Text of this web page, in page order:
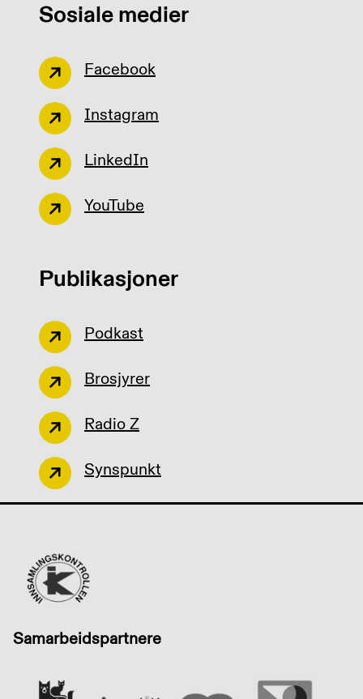
Sosiale medier
Facebook
Instagram
LinkedIn
YouTube
Publikasjoner
Podkast
Brosjyrer
Radio Z
Synspunkt
Samarbeidspartnere